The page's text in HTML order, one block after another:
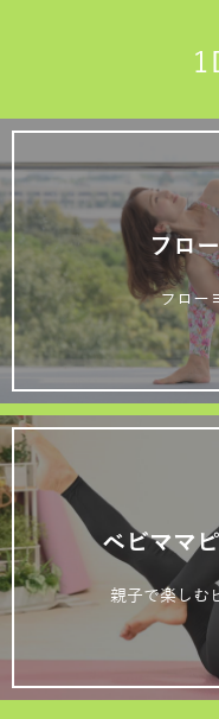
フロ
フロー
ベビママ
親子で楽しむ